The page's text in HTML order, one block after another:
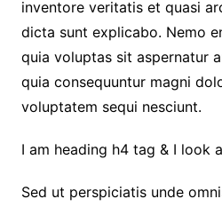
inventore veritatis et quasi
dicta sunt explicabo. Nemo
quia voluptas sit aspernatur
quia consequuntur magni
voluptatem sequi nesciunt.
I am heading h4 tag & I look
Sed ut perspiciatis unde